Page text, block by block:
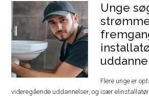
Unge
Flere unge er
videregående uddannelser, og især